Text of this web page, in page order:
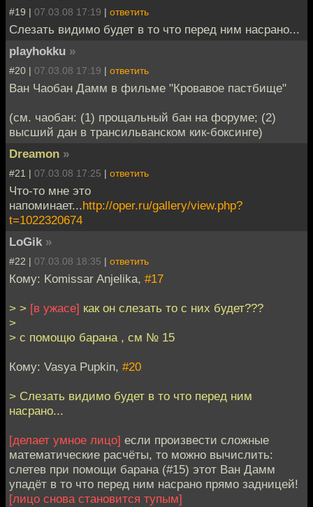
#19 | 07.03.08 17:19 | ответить
Слезать видимо будет в то что перед ним насрано...
playhokku »
#20 | 07.03.08 17:19 | ответить
Ван Чаобан Дамм в фильме "Кровавое пастбище"
(см. чаобан: (1) прощальный бан на форуме; (2)
высший дан в трансильванском кик-боксинге)
Dreamon »
#21 | 07.03.08 17:25 | ответить
Что-то мне это
напоминает...http://oper.ru/gallery/view.php?
t=1022320674
LoGik »
#22 | 07.03.08 18:35 | ответить
Кому: Komissar Anjelika, #17
> > [в ужасе] как он слезать то с них будет???
>
> с помощю барана , см № 15
Кому: Vasya Pupkin, #20
> Слезать видимо будет в то что перед ним
насрано...
[делает умное лицо] если произвести сложные
математические расчёты, то можно вычислить:
слетев при помощи барана (#15) этот Ван Дамм
упадёт в то что перед ним насрано прямо задницей!
[лицо снова становится тупым]